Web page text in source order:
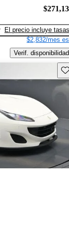
El precio incluye tasas
$2,832/mes
Verif. disponibilidad